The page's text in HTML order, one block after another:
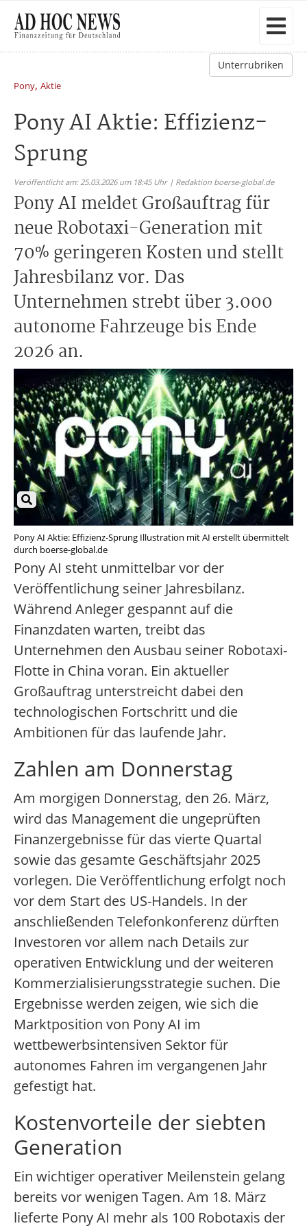
Unterrubriken
Pony, Aktie
Pony AI Aktie: Effizienz-
Sprung
Veröffentlicht am: 25.03.2026 um 18:45 Uhr | Redaktion boerse-global.de
Pony AI meldet Großauftrag für
neue Robotaxi-Generation mit
70% geringeren Kosten und stellt
Jahresbilanz vor. Das
Unternehmen strebt über 3.000
autonome Fahrzeuge bis Ende
2026 an.
Pony AI Aktie: Effizienz-Sprung Illustration mit AI erstellt übermittelt
durch boerse-global.de
Pony AI steht unmittelbar vor der
Veröffentlichung seiner Jahresbilanz.
Während Anleger gespannt auf die
Finanzdaten warten, treibt das
Unternehmen den Ausbau seiner Robotaxi-
Flotte in China voran. Ein aktueller
Großauftrag unterstreicht dabei den
technologischen Fortschritt und die
Ambitionen für das laufende Jahr.
Zahlen am Donnerstag
Am morgigen Donnerstag, den 26. März,
wird das Management die ungeprüften
Finanzergebnisse für das vierte Quartal
sowie das gesamte Geschäftsjahr 2025
vorlegen. Die Veröffentlichung erfolgt noch
vor dem Start des US-Handels. In der
anschließenden Telefonkonferenz dürften
Investoren vor allem nach Details zur
operativen Entwicklung und der weiteren
Kommerzialisierungsstrategie suchen. Die
Ergebnisse werden zeigen, wie sich die
Marktposition von Pony AI im
wettbewerbsintensiven Sektor für
autonomes Fahren im vergangenen Jahr
gefestigt hat.
Kostenvorteile der siebten
Generation
Ein wichtiger operativer Meilenstein gelang
bereits vor wenigen Tagen. Am 18. März
lieferte Pony AI mehr als 100 Robotaxis der